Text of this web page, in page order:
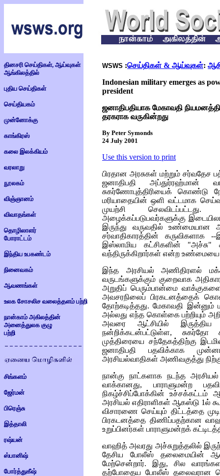
தினசரி செய்திகள், ஆய்வுகள்
ஆங்கிலத்தில்
புதிய செய்திகள்
செய்தியகம்
முன்னோக்கு
காங்கிரஸ்
கலை இலக்கியம்
வரலாறு
நூலகம்
விஞ்ஞானம்
விவாதங்கள்
தொழிலாளர்
போராட்டம்
இந்திய உபகண்டம்
நினைவகம்
ஆவணங்கள்
உலக சோசலிச வலைத்தளம் பற்றி
நான்காம் அகிலத்தின்
அனைத்துலக குழு
பற்றி
சிங்களம்
ஜேர்மன்
பிரெஞ்சு
இத்தாலி
ரஷ்யன்
ஸ்பானிஷ்
போர்த்துகீஷ்
WSWS :செய்திகள் & ஆய்வுகள்:
Indonesian military emerges as
president
ஜனாதிபதியாக மேகாவதி
தரகராக வருகின்றது
By Peter Symonds
24 July 2001
Use this version to print
பிரதான அரசுகள் மற்றும்
ஜனாதிபதி அப்துர்ரஹ்மான்
சுகர்ணோபுத்திரியைக்
மரியாதையின் ஒளி வட்டமாக
முயற்சி
அழைக்கப்படுபவர்களுக்கு
இருந்து வருவதில் உண்மையான
சர்வாதிகாரத்தின் கருவிகளாக --
இஸ்லாமிய கட்சிகளின் "அச்சு"
வந்திருக்கிறார்கள் என்ற உண்மையை
இந்த அரசியல் அணிதிரளல்
வருடங்களுக்கும் குறைவாக
அறுதிப் பெரும்பான்மை
அவசரநிலைப் பிரகடனத்தைக்
தோற்கடித்தது. மேகாவதி
அல்லது எந்த கொள்கை பற்றியும்
அவரை ஆட்சியில் இருத்திய
நன்றிக்கடன்பட்டுள்ள,
முத்திரையை சந்தேகத்திற்கு
ஜனாதிபதி பதவிக்காக
அரசியல்வாதிகள் அணிவகுத்து
நான்கு நாட்களாக நடந்த
வாக்கானது, பாராளுமன்ற
நிகழ்ச்சிப்போக்கின்
அரசியல் எதிராளிகள் ஆகஸ்டு 1ல்
விசாரணை செய்யும் திட்டத்தை
பிரகடனத்தை திணிப்பதற்கான
உறுப்பினர்கள் பாராளுமன்றக்
வாஹித் அவரது அச்சுறுத்தலில்
தேசிய போலீஸ் தலைமையின்
மேற்சென்றார். இது, சில
தற்போதைய போலீஸ் தலைவரான